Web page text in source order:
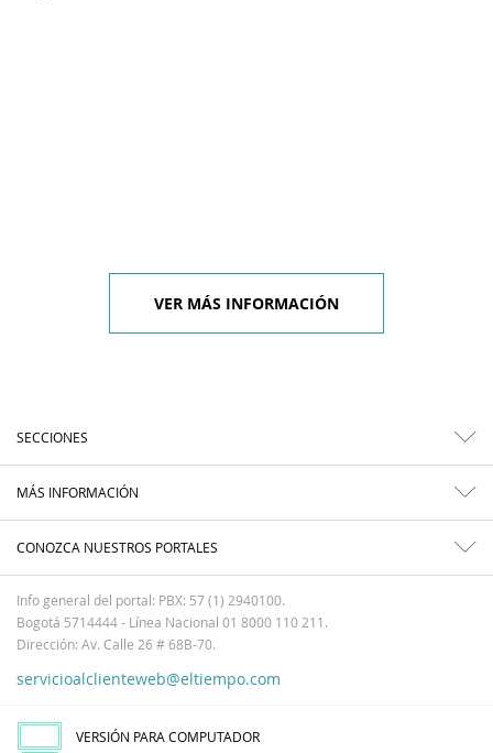
VER MÁS INFORMACIÓN
SECCIONES
MÁS INFORMACIÓN
CONOZCA NUESTROS PORTALES
Info general del portal: PBX: 57 (1) 2940100.
Bogotá 5714444 - Línea Nacional 01 8000 110 211.
Dirección: Av. Calle 26 # 68B-70.
servicioalclienteweb@eltiempo.com
VERSIÓN PARA COMPUTADOR